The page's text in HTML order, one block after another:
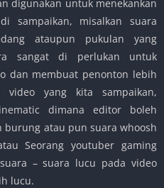
digunakan untuk menekankan
sampaikan, misalkan suara
ataupun pukulan yang
sangat di perlukan untuk
dan membuat penonton lebih
video yang kita sampaikan,
dimana editor boleh
burung atau pun suara whoosh
Seorang youtuber gaming
– suara lucu pada video
lucu.